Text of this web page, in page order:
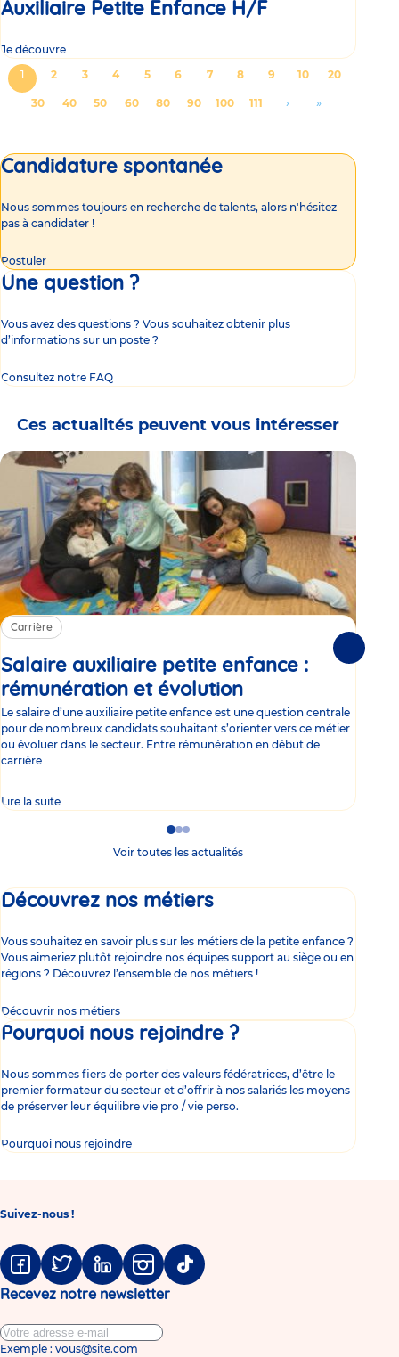
Auxiliaire Petite Enfance H/F
Je découvre
Pagination
Page
courante
1 Page
2 Page
3 Page
4 Page
5 Page
6 Page
7 Page
8 Page
9 Page
10 Page
20
Page
30 Page
40 Page
50 Page
60 Page
80 Page
90 Page
100 Page
111
Aller
›
Aller
dernière
»
Candidature spontanée
Nous sommes toujours en recherche de talents, alors n'hésitez
pas à candidater !
Postuler
Une question ?
Vous avez des questions ? Vous souhaitez obtenir plus
d’informations sur un poste ?
Consultez notre FAQ
Ces actualités peuvent vous intéresser
Carrière
Salaire auxiliaire petite enfance :
rémunération et évolution
Le salaire d’une auxiliaire petite enfance est une question centrale
pour de nombreux candidats souhaitant s’orienter vers ce métier
ou évoluer dans le secteur. Entre rémunération en début de
carrière
Lire la suite
Go
to
Go
to
Go
to
Voir toutes les actualités
Découvrez nos métiers
Vous souhaitez en savoir plus sur les métiers de la petite enfance ?
Vous aimeriez plutôt rejoindre nos équipes support au siège ou en
régions ? Découvrez l’ensemble de nos métiers !
Découvrir nos métiers
Pourquoi nous rejoindre ?
Nous sommes fiers de porter des valeurs fédératrices, d’être le
premier formateur du secteur et d’offrir à nos salariés les moyens
de préserver leur équilibre vie pro / vie perso.
Pourquoi nous rejoindre
Suivez-nous !
FacebookTwitter LinkedinInstagramTiktok
Recevez notre newsletter
Exemple : vous@site.com